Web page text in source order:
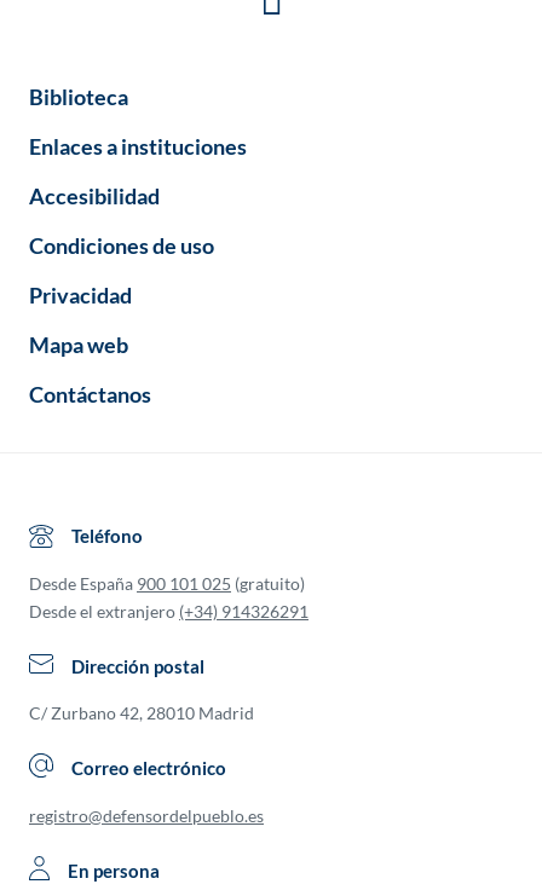
Biblioteca
Enlaces a instituciones
Accesibilidad
Condiciones de uso
Privacidad
Mapa web
Contáctanos
Teléfono
Desde España 900 101 025 (gratuito)
Desde el extranjero (+34) 914326291
Dirección postal
C/ Zurbano 42, 28010 Madrid
Correo electrónico
registro@defensordelpueblo.es
En persona